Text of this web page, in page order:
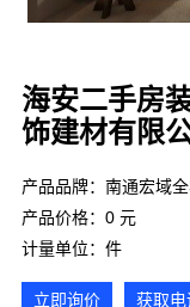
海安二手房
饰建材有限
产品品牌：南通宏域
产品价格：0 元
计量单位：件
立即询价 获取电